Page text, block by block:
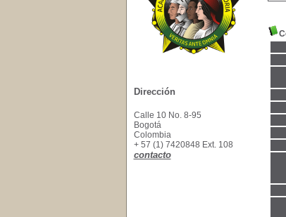
Dirección
Calle 10 No. 8-95
Bogotá
Colombia
+ 57 (1) 7420848 Ext. 108
contacto